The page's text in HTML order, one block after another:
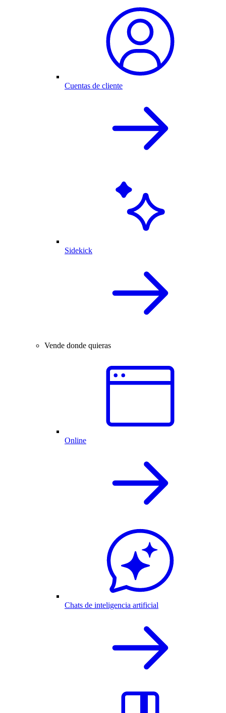
Cuentas de cliente
Sidekick
Vende donde quieras
Online
Chats de inteligencia artificial